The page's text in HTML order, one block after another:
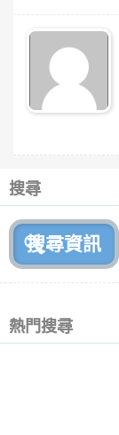
搜尋
熱門搜尋